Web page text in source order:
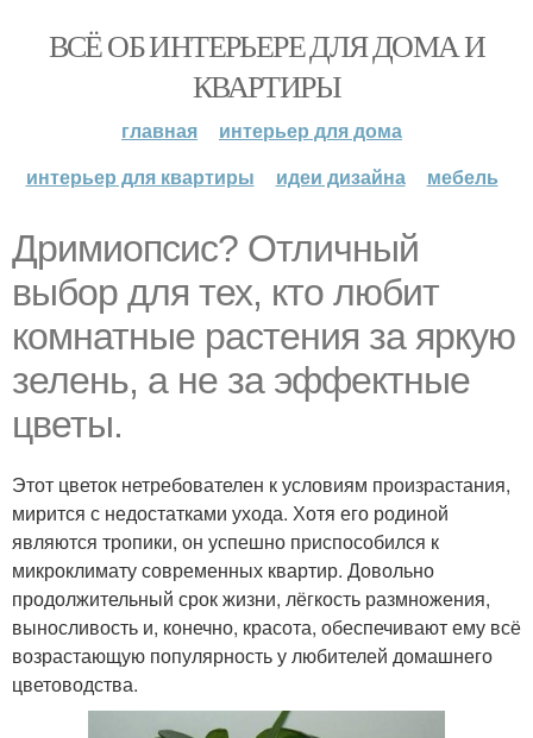
ВСЁ ОБ ИНТЕРЬЕРЕ ДЛЯ ДОМА И
КВАРТИРЫ
главная
интерьер для дома
интерьер для квартиры
идеи дизайна мебель
Дримиопсис? Отличный
выбор для тех, кто любит
комнатные растения за яркую
зелень, а не за эффектные
цветы.
Этот цветок нетребователен к условиям произрастания,
мирится с недостатками ухода. Хотя его родиной
являются тропики, он успешно приспособился к
микроклимату современных квартир. Довольно
продолжительный срок жизни, лёгкость размножения,
выносливость и, конечно, красота, обеспечивают ему всё
возрастающую популярность у любителей домашнего
цветоводства.